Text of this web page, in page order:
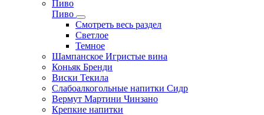
Пиво
Пиво
Смотреть весь раздел
Cветлое
Темное
Шампанское Игристые вина
Коньяк Бренди
Виски Текила
Слабоалкогольные напитки Сидр
Вермут Мартини Чинзано
Крепкие напитки